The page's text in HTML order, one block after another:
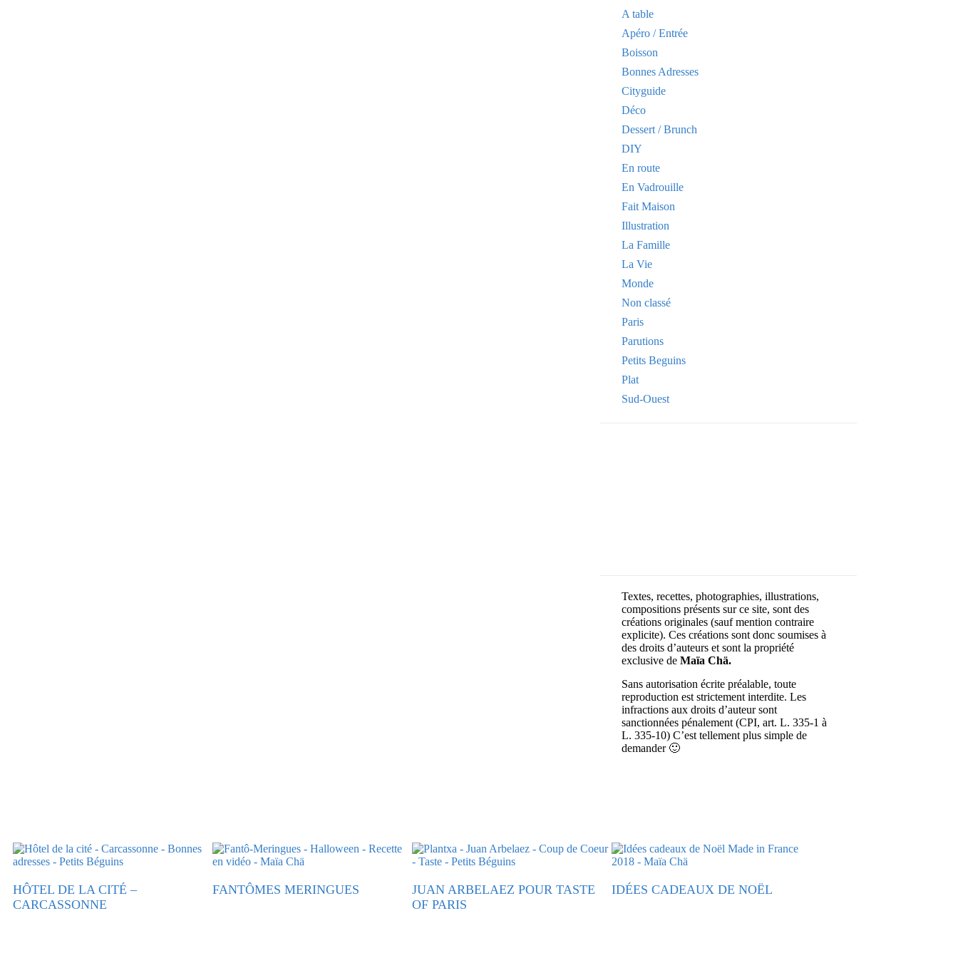
A table
Apéro / Entrée
Boisson
Bonnes Adresses
Cityguide
Déco
Dessert / Brunch
DIY
En route
En Vadrouille
Fait Maison
Illustration
La Famille
La Vie
Monde
Non classé
Paris
Parutions
Petits Beguins
Plat
Sud-Ouest
Textes, recettes, photographies, illustrations,
compositions présents sur ce site, sont des
créations originales (sauf mention contraire
explicite). Ces créations sont donc soumises à
des droits d’auteurs et sont la propriété
exclusive de Maïa Chä.
Sans autorisation écrite préalable, toute
reproduction est strictement interdite. Les
infractions aux droits d’auteur sont
sanctionnées pénalement (CPI, art. L. 335-1 à
L. 335-10) C’est tellement plus simple de
demander 🙂
HÔTEL DE LA CITÉ –
CARCASSONNE
FANTÔMES MERINGUES
JUAN ARBELAEZ POUR TASTE
OF PARIS
IDÉES CADEAUX DE NOËL